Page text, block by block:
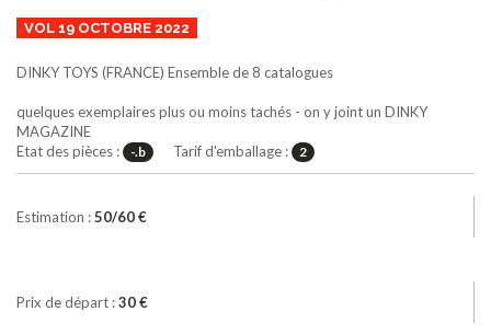
VOL 19 OCTOBRE 2022
DINKY TOYS (FRANCE) Ensemble de 8 catalogues
quelques exemplaires plus ou moins tachés - on y joint un DINKY
MAGAZINE
Etat des pièces :
-.b Tarif d'emballage : 2
Estimation :50/60 €
Prix de départ :30 €